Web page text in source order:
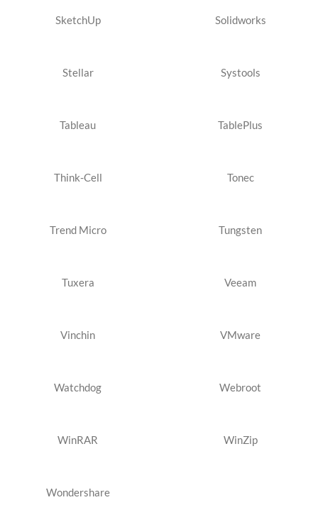
SketchUp Solidworks
Stellar Systools
Tableau TablePlus
Think-Cell Tonec
Trend Micro Tungsten
Tuxera Veeam
Vinchin VMware
Watchdog Webroot
WinRAR WinZip
Wondershare